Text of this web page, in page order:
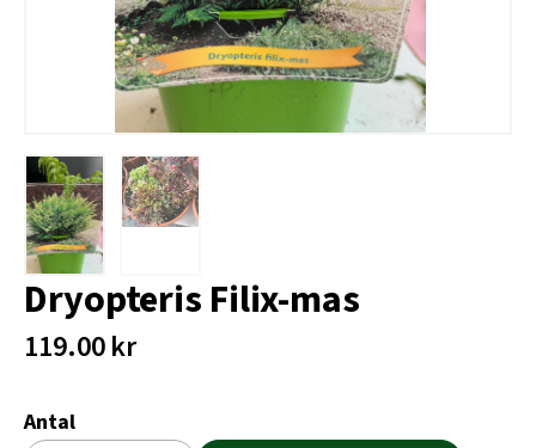
Dryopteris Filix-mas
119.00kr
Antal